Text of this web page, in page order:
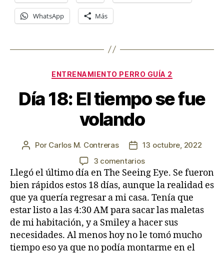
WhatsApp Más
Categorías
ENTRENAMIENTO PERRO GUÍA 2
Día 18: El tiempo se fue
volando
Autor
la
entrada
Por Carlos M. Contreras
Fecha
de
la
entrada
13 octubre, 2022
3 comentariosen
Día
18:
El
tiempo
se
fue
volando
Llegó el último día en The Seeing Eye. Se fueron
bien rápidos estos 18 días, aunque la realidad es
que ya quería regresar a mi casa. Tenía que
estar listo a las 4:30 AM para sacar las maletas
de mi habitación, y a Smiley a hacer sus
necesidades. Al menos hoy no le tomó mucho
tiempo eso ya que no podía montarme en el